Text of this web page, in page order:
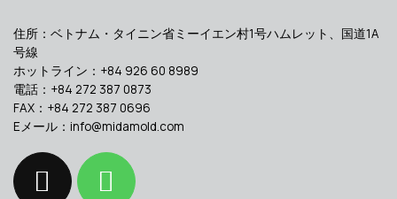
住所：ベトナム・タイニン省ミーイエン村1号ハムレット、国道1A
号線
ホットライン：+84 926 60 8989
電話：+84 272 387 0873
FAX：+84 272 387 0696
Eメール： info@midamold.com